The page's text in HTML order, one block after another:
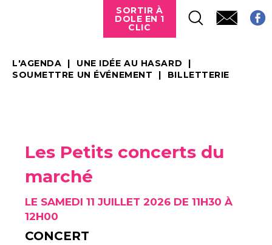
SORTIR À
DOLE EN 1
CLIC
L'AGENDA
UNE IDÉE AU HASARD
SOUMETTRE UN ÉVÉNEMENT
BILLETTERIE
Les Petits concerts du
marché
LE SAMEDI 11 JUILLET 2026 DE 11H30 À
12H00
CONCERT